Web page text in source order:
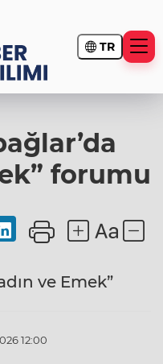
TR
forumu
ve Emek”
12:00